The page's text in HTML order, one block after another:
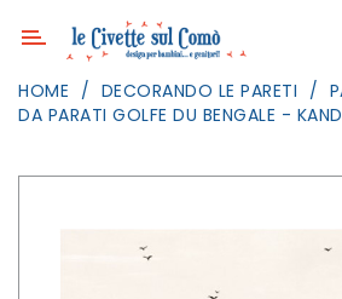
Categoria
ARREDAMENTO
HOME DECORANDO LE PARETI
DA PARATI GOLFE DU BENGALE -